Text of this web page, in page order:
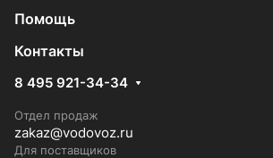
Помощь
Контакты
8 495 921-34-34
Отдел продаж
zakaz@vodovoz.ru
Для поставщиков